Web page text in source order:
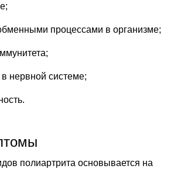
процессами в организме;
нервной системе;
полиартрита основывается на